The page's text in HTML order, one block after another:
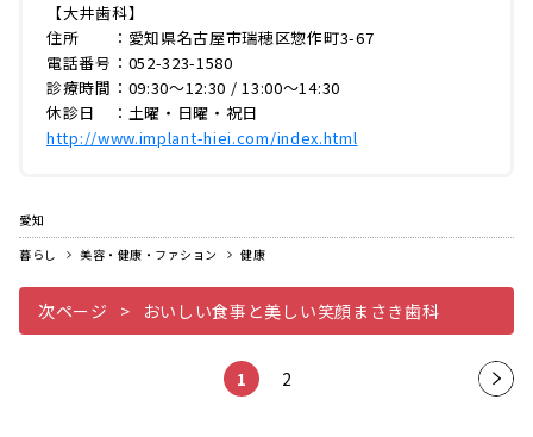
【大井歯科】
住所 ：愛知県名古屋市瑞穂区惣作町3-67
電話番号：052-323-1580
診療時間：09:30～12:30 / 13:00～14:30
休診日 ：土曜・日曜・祝日
http://www.implant-hiei.com/index.html
愛知
暮らし
美容・健康・ファション 健康
次ページ おいしい食事と美しい笑顔まさき歯科
1 2
次の